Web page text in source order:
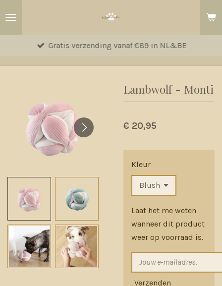
hoofdinhoud
Gratis verzending vanaf €89 in NL&BE
Lambwolf - Monti
€ 20,95
Kleur
Laat het me weten
wanneer dit product
weer op voorraad is.
Verzenden